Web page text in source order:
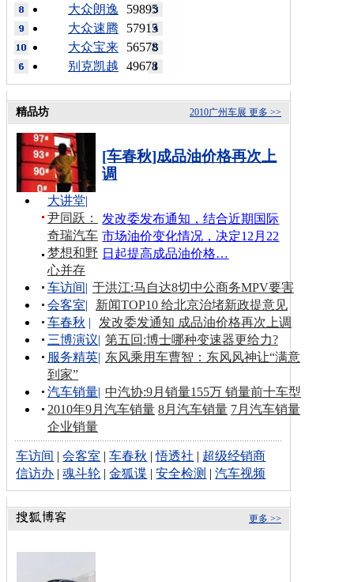
59895
大众朗逸
57915
大众速腾
56578
大众宝来
49678
别克凯越
更多 >>
2010广州车展
精品坊
[车春秋]成品油价格再次上
调
发改委发布通知，结合近期国际
市场油价变化情况，决定12月22
日起提高成品油价格…
大讲堂|
尹同跃：
奇瑞汽车
梦想和野
心并存
车访间| 于洪江:马自达8切中公商务MPV要害
会客室|
新闻TOP10 给北京治堵新政提意见
车春秋 |
发改委发通知 成品油价格再次上调
三博演议| 第五回:博士哪种变速器更给力?
服务精英| 东风乘用车曹智：东风风神让“满意
到家”
汽车销量| 中汽协:9月销量155万 销量前十车型
2010年9月汽车销量 8月汽车销量 7月汽车销量
企业销量
车访间 |会客室 |车春秋 |悟透社 | 超级经销商
信访办 |魂斗轮 |金狐谍 |安全检测 |汽车视频
更多 >>